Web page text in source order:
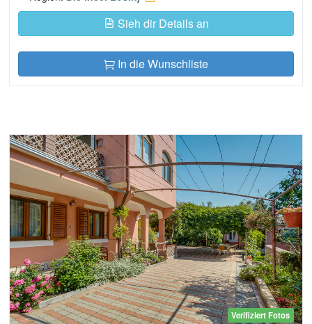
Sieh dir Details an
In die Wunschliste
Verifiziert Fotos